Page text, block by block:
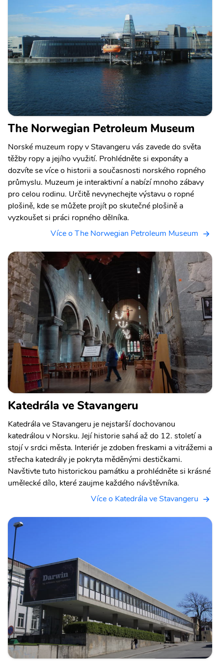
The Norwegian Petroleum Museum
Norské muzeum ropy v Stavangeru vás zavede do světa
těžby ropy a jejího využití. Prohlédněte si exponáty a
dozvíte se více o historii a současnosti norského ropného
průmyslu. Muzeum je interaktivní a nabízí mnoho zábavy
pro celou rodinu. Určitě nevynechejte výstavu o ropné
plošině, kde se můžete projít po skutečné plošině a
vyzkoušet si práci ropného dělníka.
Více o The Norwegian Petroleum Museum
Katedrála ve Stavangeru
Katedrála ve Stavangeru je nejstarší dochovanou
katedrálou v Norsku. Její historie sahá až do 12. století a
stojí v srdci města. Interiér je zdoben freskami a vitrážemi a
střecha katedrály je pokryta měděnými destičkami.
Navštivte tuto historickou památku a prohlédněte si krásné
umělecké dílo, které zaujme každého návštěvníka.
Více o Katedrála ve Stavangeru